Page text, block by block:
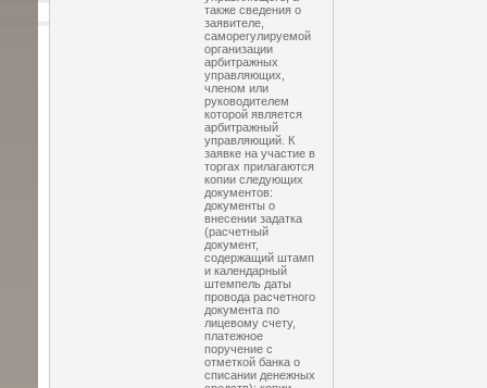
также сведения о
заявителе,
саморегулируемой
организации
арбитражных
управляющих,
членом или
руководителем
которой является
арбитражный
управляющий. К
заявке на участие в
торгах прилагаются
копии следующих
документов:
документы о
внесении задатка
(расчетный
документ,
содержащий штамп
и календарный
штемпель даты
провода расчетного
документа по
лицевому счету,
платежное
поручение с
отметкой банка о
списании денежных